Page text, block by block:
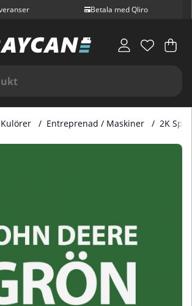
Betala med Qliro
.
Kulörer Entreprenad / Maskiner 2K
John Deere Grön 400 ml